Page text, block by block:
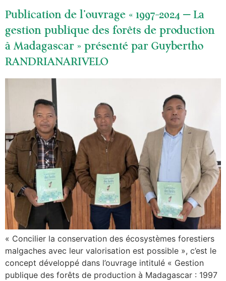
Publication de l’ouvrage « 1997-2024 – La
gestion publique des forêts de production
à Madagascar » présenté par Guybertho
RANDRIANARIVELO
« Concilier la conservation des écosystèmes forestiers
malgaches avec leur valorisation est possible », c’est le
concept développé dans l’ouvrage intitulé « Gestion
publique des forêts de production à Madagascar : 1997